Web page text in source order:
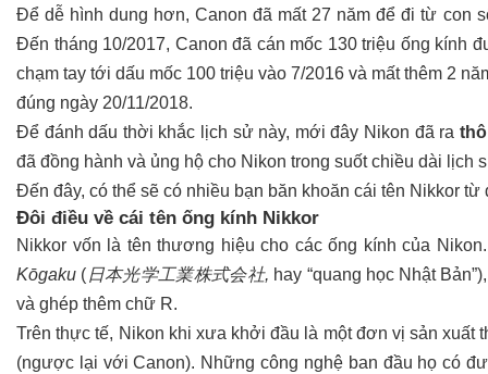
Để dễ hình dung hơn, Canon đã mất 27 năm để đi từ con
Đến tháng 10/2017, Canon đã cán mốc 130 triệu ống kính
chạm tay tới dấu mốc 100 triệu vào 7/2016 và mất thêm 2
đúng ngày 20/11/2018.
Để đánh dấu thời khắc lịch sử này, mới đây Nikon đã ra
đã đồng hành và ủng hộ cho Nikon trong suốt chiều dài lịch
Đến đây, có thể sẽ có nhiều bạn băn khoăn cái tên Nikkor
Đôi điều về cái tên ống kính Nikkor
Nikkor vốn là tên thương hiệu cho các ống kính của
Kōgaku (日本光学工業株式会社, hay “quang học Nhật
và ghép thêm chữ R.
Trên thực tế, Nikon khi xưa khởi đầu là một đơn vị sản xuất
(ngược lại với Canon). Những công nghệ ban đầu họ có